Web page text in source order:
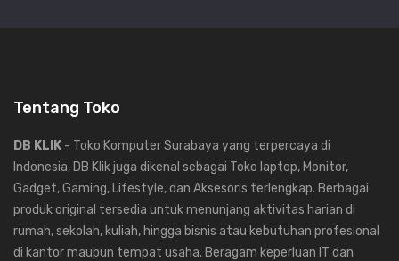
Tentang Toko
DB KLIK - Toko Komputer Surabaya yang terpercaya di
Indonesia, DB Klik juga dikenal sebagai Toko laptop, Monitor,
Gadget, Gaming, Lifestyle, dan Aksesoris terlengkap. Berbagai
produk original tersedia untuk menunjang aktivitas harian di
rumah, sekolah, kuliah, hingga bisnis atau kebutuhan profesional
di kantor maupun tempat usaha. Beragam keperluan IT dan